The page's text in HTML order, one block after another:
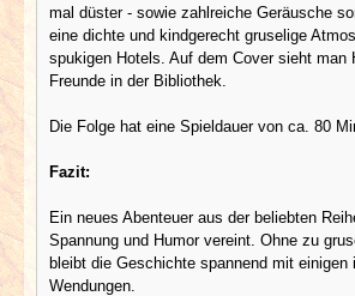
mal düster - sowie zahlreiche Geräusche
eine dichte und kindgerecht gruselige
spukigen Hotels. Auf dem Cover sieht man
Freunde in der Bibliothek.
Die Folge hat eine Spieldauer von ca. 80
Fazit:
Ein neues Abenteuer aus der beliebten
Spannung und Humor vereint. Ohne zu
bleibt die Geschichte spannend mit einigen
Wendungen.